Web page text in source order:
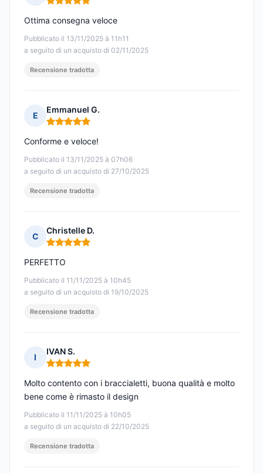
Nota: 5 su 5
Pubblicato il 13/11/2025 à 11h11
a seguito di un acquisto di 02/11/2025
Ottima consegna veloce
Recensione tradotta
E
Emmanuel G.
Nota: 5 su 5
Pubblicato il 13/11/2025 à 07h06
a seguito di un acquisto di 27/10/2025
Conforme e veloce!
Recensione tradotta
C
Christelle D.
Nota: 5 su 5
Pubblicato il 11/11/2025 à 10h45
a seguito di un acquisto di 19/10/2025
PERFETTO
Recensione tradotta
I
IVAN S.
Nota: 5 su 5
Pubblicato il 11/11/2025 à 10h05
a seguito di un acquisto di 22/10/2025
Molto contento con i braccialetti, buona qualità e molto
bene come è rimasto il design
Recensione tradotta